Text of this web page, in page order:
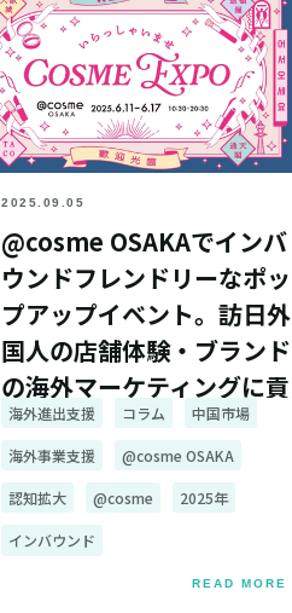
2025.09.05
@cosme OSAKAでインバ
ウンドフレンドリーなポッ
プアップイベント。訪日外
国人の店舗体験・ブランド
の海外マーケティングに貢
献
海外進出支援 コラム 中国市場
海外事業支援 @cosme OSAKA
認知拡大 @cosme 2025年
インバウンド
READ MORE